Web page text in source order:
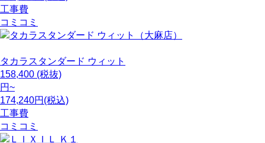
工事費
コミコミ
タカラスタンダード ウィット
158,400 (税抜)
円~
174,240円(税込)
工事費
コミコミ